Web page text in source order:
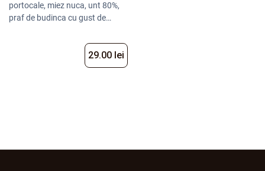
portocale, miez nuca, unt 80%,
praf de budinca cu gust de
gust de vanilie, ciocolata
amaruie, miere, rodii, cacao
pudra, menta, esenta rom,
29.00 lei